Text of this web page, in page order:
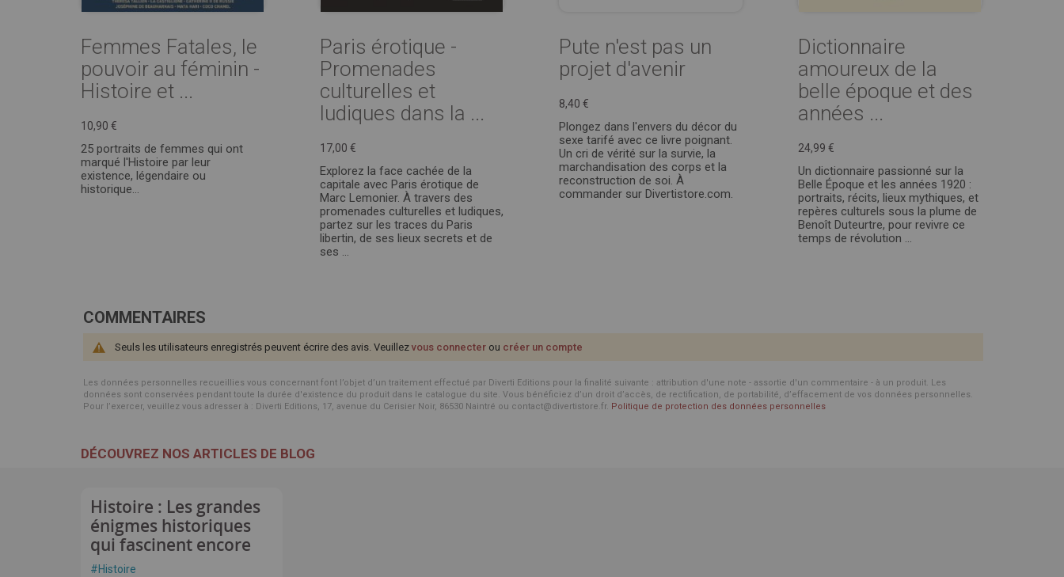
Femmes Fatales, le
pouvoir au féminin -
Histoire et ...
10,90 €
25 portraits de femmes qui ont
marqué l'Histoire par leur
existence, légendaire ou
historique…
Paris érotique -
Promenades
culturelles et
ludiques dans la ...
17,00 €
Explorez la face cachée de la
capitale avec Paris érotique de
Marc Lemonier. À travers des
promenades culturelles et ludiques,
partez sur les traces du Paris
libertin, de ses lieux secrets et de
ses ...
Pute n'est pas un
projet d'avenir
8,40 €
Plongez dans l'envers du décor du
sexe tarifé avec ce livre poignant.
Un cri de vérité sur la survie, la
marchandisation des corps et la
reconstruction de soi. À
commander sur Divertistore.com.
Dictionnaire
amoureux de la
belle époque et des
années ...
24,99 €
Un dictionnaire passionné sur la
Belle Époque et les années 1920 :
portraits, récits, lieux mythiques, et
repères culturels sous la plume de
Benoît Duteurtre, pour revivre ce
temps de révolution ...
COMMENTAIRES
Seuls les utilisateurs enregistrés peuvent écrire des avis. Veuillez vous connecter ou créer un compte
Les données personnelles recueillies vous concernant font l’objet d’un traitement effectué par Diverti Editions pour la finalité suivante : attribution d'une note - assortie d'un commentaire - à un produit. Les
données sont conservées pendant toute la durée d'existence du produit dans le catalogue du site. Vous bénéficiez d’un droit d’accès, de rectification, de portabilité, d’effacement de vos données personnelles.
Pour l’exercer, veuillez vous adresser à : Diverti Editions, 17, avenue du Cerisier Noir, 86530 Naintré ou contact@divertistore.fr. Politique de protection des données personnelles
DÉCOUVREZ NOS ARTICLES DE BLOG
Histoire : Les grandes
énigmes historiques
qui fascinent encore
#Histoire